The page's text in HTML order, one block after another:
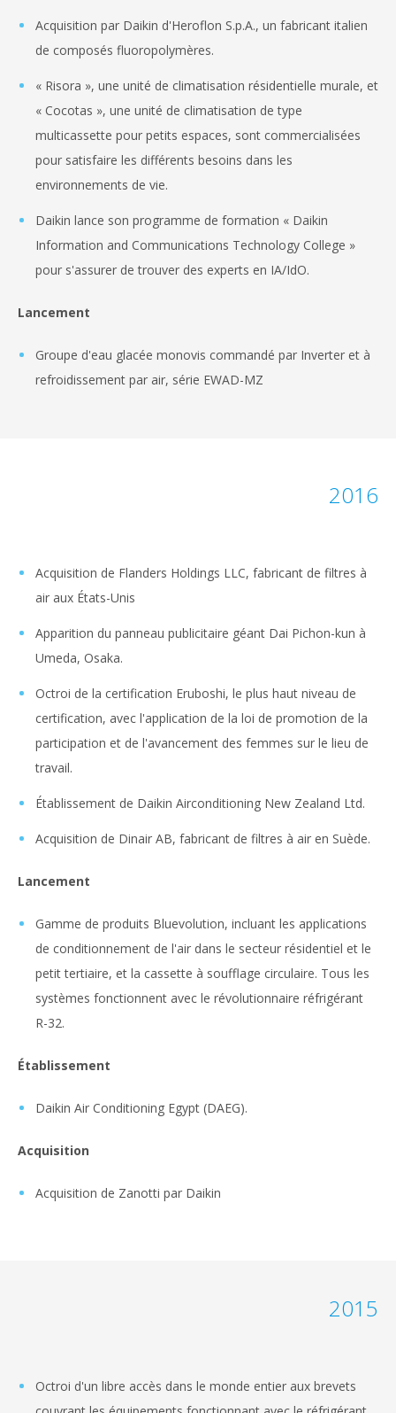
Acquisition par Daikin d'Heroflon S.p.A., un fabricant italien
de composés fluoropolymères.
« Risora », une unité de climatisation résidentielle murale, et
« Cocotas », une unité de climatisation de type
multicassette pour petits espaces, sont commercialisées
pour satisfaire les différents besoins dans les
environnements de vie.
Daikin lance son programme de formation « Daikin
Information and Communications Technology College »
pour s'assurer de trouver des experts en IA/IdO.
Lancement
Groupe d'eau glacée monovis commandé par Inverter et à
refroidissement par air, série EWAD-MZ
2016
Acquisition de Flanders Holdings LLC, fabricant de filtres à
air aux États-Unis
Apparition du panneau publicitaire géant Dai Pichon-kun à
Umeda, Osaka.
Octroi de la certification Eruboshi, le plus haut niveau de
certification, avec l'application de la loi de promotion de la
participation et de l'avancement des femmes sur le lieu de
travail.
Établissement de Daikin Airconditioning New Zealand Ltd.
Acquisition de Dinair AB, fabricant de filtres à air en Suède.
Lancement
Gamme de produits Bluevolution, incluant les applications
de conditionnement de l'air dans le secteur résidentiel et le
petit tertiaire, et la cassette à soufflage circulaire. Tous les
systèmes fonctionnent avec le révolutionnaire réfrigérant
R-32.
Établissement
Daikin Air Conditioning Egypt (DAEG).
Acquisition
Acquisition de Zanotti par Daikin
2015
Octroi d'un libre accès dans le monde entier aux brevets